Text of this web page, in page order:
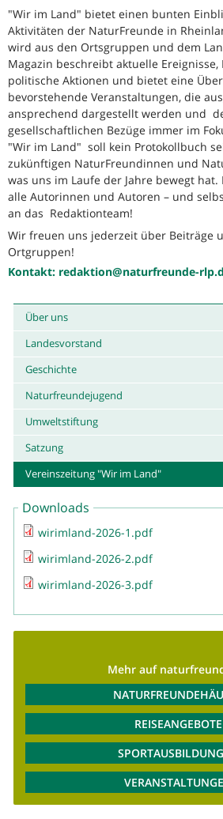
"Wir im Land" bietet einen bunten
Aktivitäten der NaturFreunde in
wird aus den Ortsgruppen und dem
Magazin beschreibt aktuelle Ereignisse,
politische Aktionen und bietet eine
bevorstehende Veranstaltungen, die
ansprechend dargestellt werden und
gesellschaftlichen Bezüge immer im
"Wir im Land" soll kein Protokollbuch
zukünftigen NaturFreundinnen und
was uns im Laufe der Jahre bewegt hat.
alle Autorinnen und Autoren – und
an das Redaktionteam!
Wir freuen uns jederzeit über Beiträge
Ortgruppen!
Kontakt: redaktion@naturfreunde-
Über uns
Landesvorstand
Geschichte
Naturfreundejugend
Umweltstiftung
Satzung
Vereinszeitung "Wir im Land"
Downloads
wirimland-2026-1.pdf
wirimland-2026-2.pdf
wirimland-2026-3.pdf
Mehr auf
REISEANGEBOTE